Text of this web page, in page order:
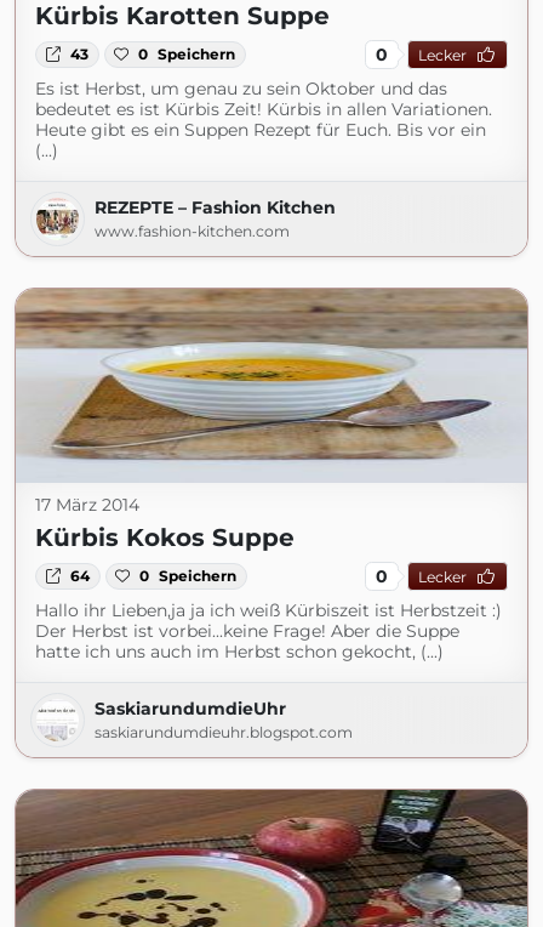
Kürbis Karotten Suppe
43 0 Speichern 0 Lecker
Es ist Herbst, um genau zu sein Oktober und das
bedeutet es ist Kürbis Zeit! Kürbis in allen Variationen.
Heute gibt es ein Suppen Rezept für Euch. Bis vor ein
(...)
REZEPTE – Fashion Kitchen
www.fashion-kitchen.com
17 März 2014
Kürbis Kokos Suppe
64 0 Speichern 0 Lecker
Hallo ihr Lieben,ja ja ich weiß Kürbiszeit ist Herbstzeit :)
Der Herbst ist vorbei...keine Frage! Aber die Suppe
hatte ich uns auch im Herbst schon gekocht, (...)
SaskiarundumdieUhr
saskiarundumdieuhr.blogspot.com